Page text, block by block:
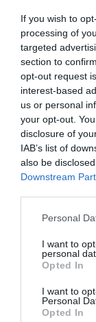
If you wish to
processing of
targeted
section to
opt-out request
interest-based
us or personal
your opt-out.
disclosure of
IAB’s list of
also be
Downstream
Personal
I want to
personal
Opted In
I want to
Personal
Opted In
Marcelo
historia, de
desmontar
cristiano"
por Hispanidad
Artículos
DIARIO DE
Diario de la
Oír se
Artículos
Enormes